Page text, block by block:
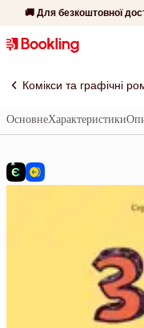
🚚 Для безкоштовної
Комікси та графічні
ОсновнеХарактеристики